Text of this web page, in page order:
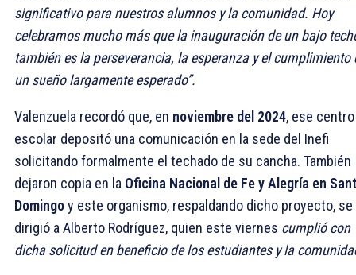
significativo para nuestros alumnos y la comunidad. Hoy
celebramos mucho más que la inauguración de un bajo
también es la perseverancia, la esperanza y el cumplimiento
un sueño largamente esperado”.
Valenzuela recordó que, en noviembre del 2024, ese centro
escolar depositó una comunicación en la sede del Inefi
solicitando formalmente el techado de su cancha. También
dejaron copia en la Oficina Nacional de Fe y Alegría en
Domingoy este organismo, respaldando dicho proyecto, se
dirigió a Alberto Rodríguez, quien este viernes cumplió con
dicha solicitud en beneficio de los estudiantes y la